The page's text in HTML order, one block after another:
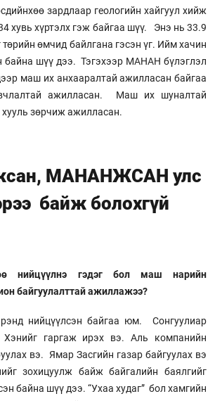
зардлаар геологийн хайгуул хийж
хувь хүртэлх гэж байгаа шүү. Энэ нь 33.9
төрийн өмчид байлгана гэсэн үг. Ийм хачин
байна шүү дээ. Тэгэхээр МАНАН бүлэглэл
маш их анхааралтай ажилласан байгаа
ажилласан. Маш их шуналтай
зөрчиж ажилласан.
МАНАНЖСАН улс
байж болохгүй
нийцүүлнэ гэдэг бол маш нарийн
байгуулалттай ажиллажээ?
нийцүүлсэн байгаа юм. Сонгуулиар
Хэнийг гаргаж ирэх вэ. Аль компанийн
вэ. Ямар Засгийн газар байгуулах вэ
зохицуулж байж байгалийн баялгийг
байна шүү дээ. “Ухаа худаг” бол хамгийн